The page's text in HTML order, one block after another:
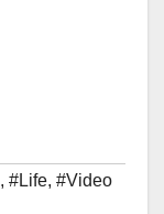
, #Life, #Video